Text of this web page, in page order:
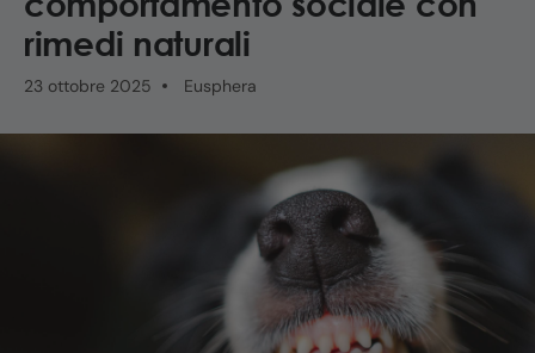
rimedi naturali
23 ottobre 2025 Eusphera